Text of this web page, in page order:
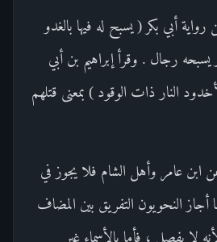
أبي بكر ( يسبح له فيها بالغدو
رجال . وقرأ إبراهيم بن أبي
النار ذات الوقود ) بمعنى قتلهم
ابن عامر وأهل الشام فلا يجوز في
أجاز النحويون التفريق بين المضاف
لا يفصل ، فأما بالأسماء غير